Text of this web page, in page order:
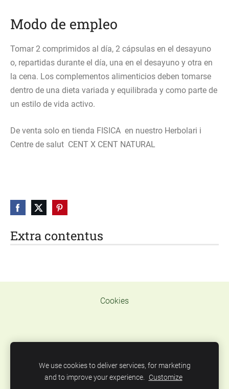
Extra contentus
Modo de empleo
Tomar 2 comprimidos al día, 2 cápsulas en el desayuno
o, repartidas durante el día, una en el desayuno y otra en
la cena. Los complementos alimenticios deben tomarse
dentro de una dieta variada y equilibrada y como parte de
un estilo de vida activo.
De venta solo en tienda FISICA en nuestro Herbolari i
Centre de salut CENT X CENT NATURAL
Cookies
637319936 E MAILcentxcentnatural@gmail.com
C/Josep Camprecios, 21 carrer de Correus i FIATC
We use cookies to deliver services, for marketing
and to improve your experience. Customize